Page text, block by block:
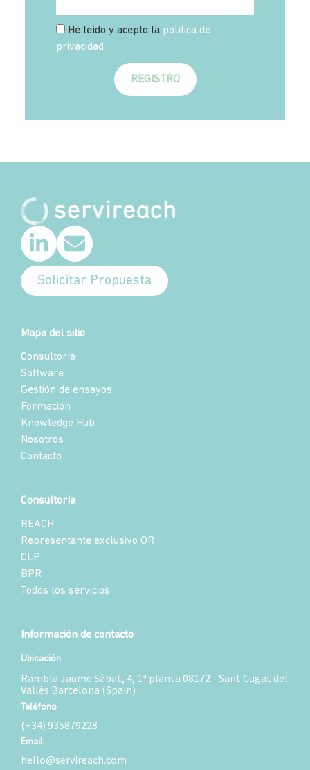
He leído y acepto la política de
privacidad
REGISTRO
Solicitar Propuesta
Mapa del sitio
Consultoría
Software
Gestión de ensayos
Formación
Knowledge Hub
Nosotros
Contacto
Consultoría
REACH
Representante exclusivo OR
CLP
BPR
Todos los servicios
Información de contacto
Ubicación
Rambla Jaume Sàbat, 4, 1ª planta 08172 - Sant Cugat del
Vallès Barcelona (Spain)
Teléfono
(+34) 935879228
Email
hello@servireach.com